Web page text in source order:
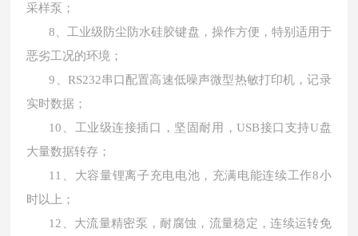
采样泵；
8、 工业级防尘防水硅胶键盘，操作方便，特别适用于
恶劣工况的环境；
9、 RS232串口配置高速低噪声微型热敏打印机，记录
实时数据；
10、 工业级连接插口，坚固耐用，USB接口支持U盘
大量数据转存；
11、 大容量锂离子充电电池，充满电能连续工作8小
时以上；
12、 大流量精密泵，耐腐蚀，流量稳定，连续运转免